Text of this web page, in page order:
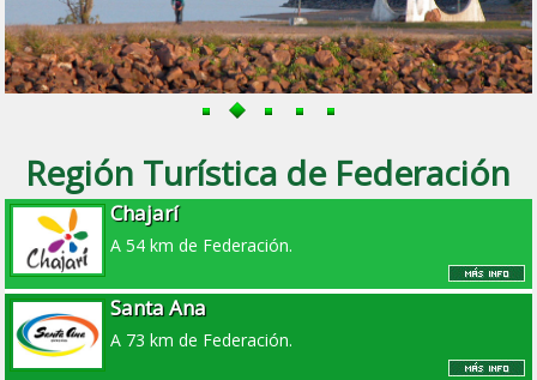
Región Turística de Federación
Chajarí
A 54 km de Federación.
Santa Ana
A 73 km de Federación.